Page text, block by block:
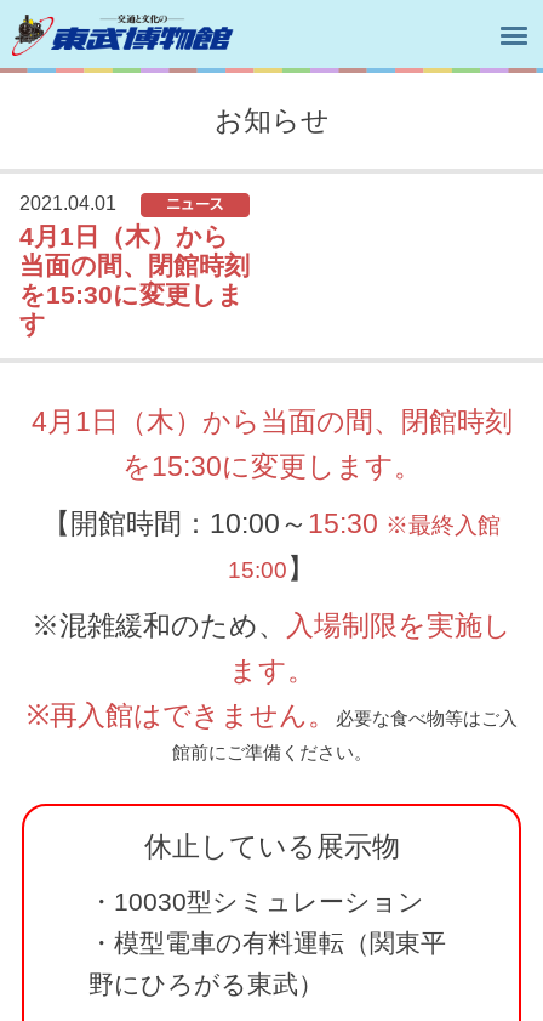
お知らせ
2021.04.01
4月1日（木）から
当面の間、閉館時刻
を15:30に変更しま
す
4月1日（木）から当面の間、閉館時刻
を15:30に変更します。
【開館時間：10:00～ 15:30 ※最終入館
15:00】
※混雑緩和のため、
入場制限を実施し
ます。
※再入館はできません。
必要な食べ物等はご入
館前にご準備ください。
休止している展示物
・10030型シミュレーション
・模型電車の有料運転（関東平
野にひろがる東武）